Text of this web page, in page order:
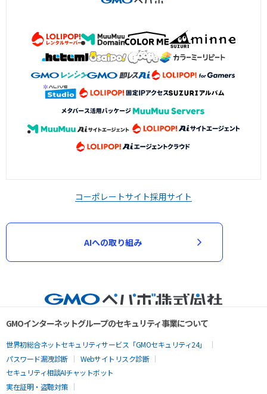
コーポレートサイト採用サイト
AIへの取り組み
GMOインターネットグループのセキュリティ事業について
世界初総合ネットセキュリティサービス「GMOセキュリティ24」
パスワード漏洩診断
Webサイトリスク診断
セキュリティ相談AIチャットボット
実在証明・盗聴対策